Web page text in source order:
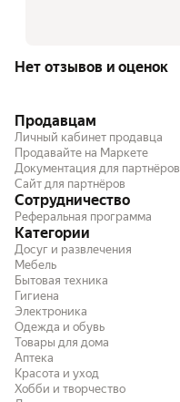
Нет отзывов и оценок
Продавцам
Личный кабинет продавца
Продавайте на Маркете
Документация для партнёров
Сайт для партнёров
Сотрудничество
Реферальная программа
Категории
Досуг и развлечения
Мебель
Бытовая техника
Гигиена
Электроника
Одежда и обувь
Товары для дома
Аптека
Красота и уход
Хобби и творчество